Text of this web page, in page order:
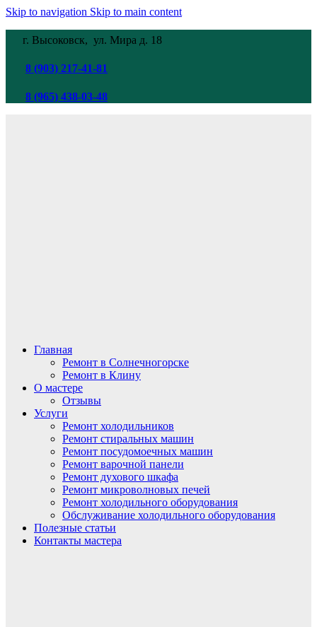
Skip to navigation Skip to main content
г. Высоковск, ул. Мира д. 18
8 (903) 217-41-81
8 (965) 438-03-48
Главная
Ремонт в Солнечногорске
Ремонт в Клину
О мастере
Отзывы
Услуги
Ремонт холодильников
Ремонт стиральных машин
Ремонт посудомоечных машин
Ремонт варочной панели
Ремонт духового шкафа
Ремонт микроволновых печей
Ремонт холодильного оборудования
Обслуживание холодильного оборудования
Полезные статьи
Контакты мастера